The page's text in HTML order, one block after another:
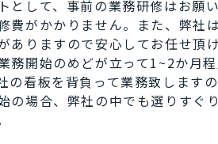
として、事前の業務研修はお願
費がかかりません。また、弊社
ありますので安心してお任せ頂け
務開始のめどが立って1~2か月
の看板を背負って業務致します
の場合、弊社の中でも選りすぐ